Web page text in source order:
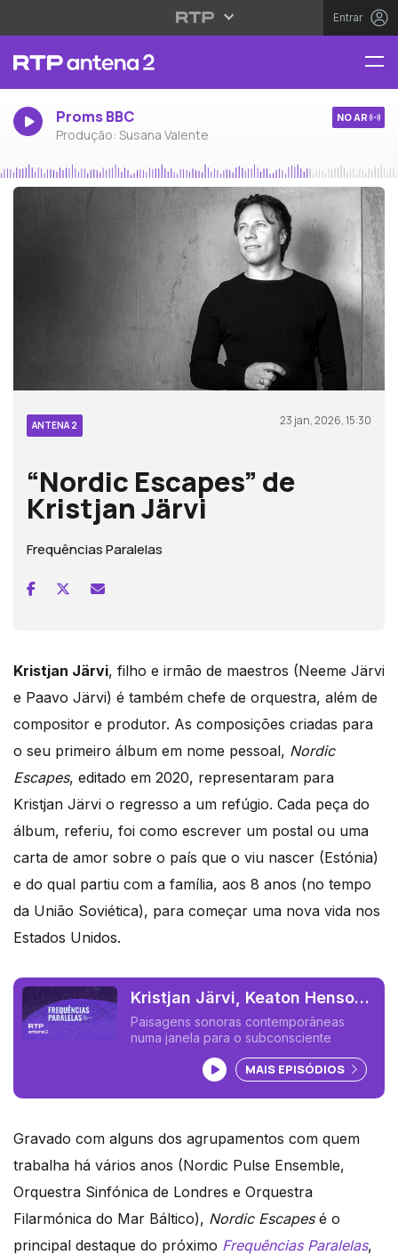
Entrar
Proms BBC
Produção: Susana Valente
NO AR
ANTENA 2 23 jan, 2026, 15:30
“Nordic Escapes” de
Kristjan Järvi
Frequências Paralelas
Kristjan Järvi, filho e irmão de maestros (Neeme Järvi
e Paavo Järvi) é também chefe de orquestra, além de
compositor e produtor. As composições criadas para
o seu primeiro álbum em nome pessoal, Nordic
Escapes, editado em 2020, representaram para
Kristjan Järvi o regresso a um refúgio. Cada peça do
álbum, referiu, foi como escrever um postal ou uma
carta de amor sobre o país que o viu nascer (Estónia)
e do qual partiu com a família, aos 8 anos (no tempo
da União Soviética), para começar uma nova vida nos
Estados Unidos.
Kristjan Järvi, Keaton Henson,
Lara Somogy
Paisagens sonoras contemporâneas
numa janela para o subconsciente
Ouvir podcast
MAIS EPISÓDIOS
Gravado com alguns dos agrupamentos com quem
trabalha há vários anos (Nordic Pulse Ensemble,
Orquestra Sinfónica de Londres e Orquestra
Filarmónica do Mar Báltico), Nordic Escapesé o
principal destaque do próximo Frequências Paralelas,